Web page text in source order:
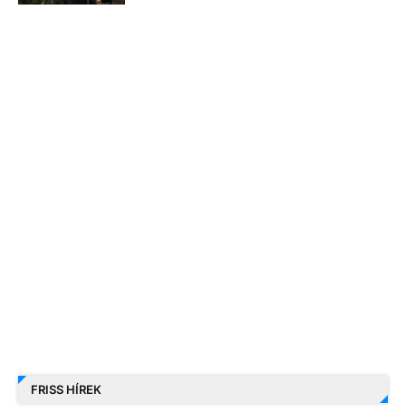
FRISS HÍREK